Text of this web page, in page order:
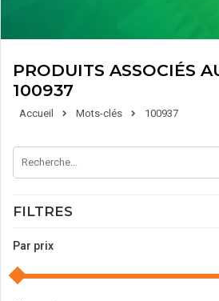
PRODUITS ASSOCIÉS
100937
Accueil Mots-clés 100937
FILTRES
Par prix